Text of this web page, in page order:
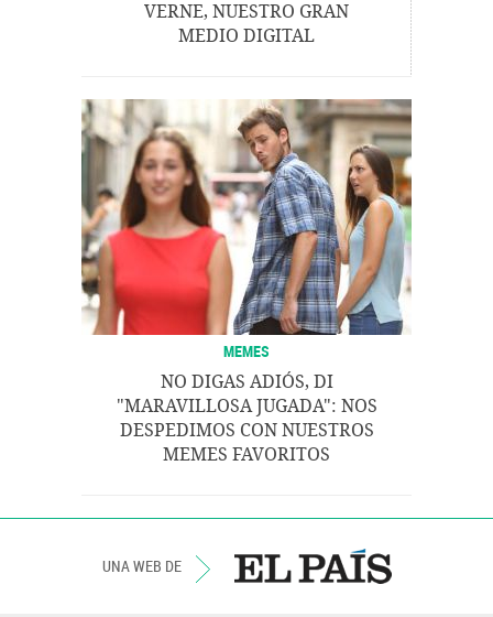
VERNE, NUESTRO GRAN
MEDIO DIGITAL
MEMES
NO DIGAS ADIÓS, DI
"MARAVILLOSA JUGADA": NOS
DESPEDIMOS CON NUESTROS
MEMES FAVORITOS
UNA WEB DE